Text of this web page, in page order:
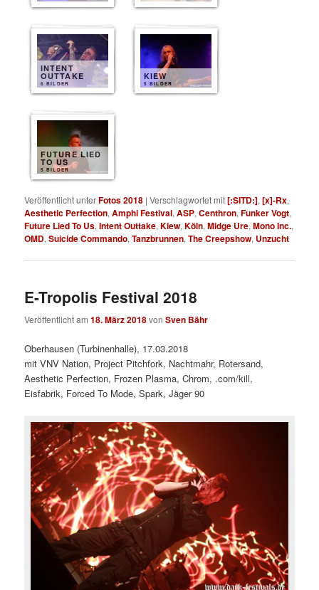
INTENT
OUTTAKE
6 BILDER
KIEW
5 BILDER
FUTURE LIED
TO US
5 BILDER
Veröffentlicht unterFotos 2018 |Verschlagwortet mit[:SITD:],[x]-Rx,
Aesthetic Perfection,Amphi Festival,ASP,Centhron,Funker Vogt,
Future Lied To Us,Intent Outtake,Kiew,Köln,Midge Ure,Mono Inc.,
OMD,Suicide Commando,Tanzbrunnen,The Creepshow, Unzucht
E-Tropolis Festival 2018
Veröffentlicht am18. März 2018vonSven Bähr
Oberhausen (Turbinenhalle), 17.03.2018
mit VNV Nation, Project Pitchfork, Nachtmahr, Rotersand,
Aesthetic Perfection, Frozen Plasma, Chrom, .com/kill,
Eisfabrik, Forced To Mode, Spark, Jäger 90